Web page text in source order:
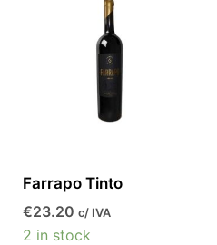
Farrapo Tinto
€23.20 c/ IVA
2 in stock